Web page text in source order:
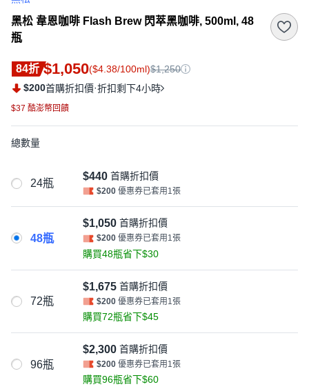
黑松 韋恩咖啡 Flash Brew 閃萃黑咖啡, 500ml, 48
瓶
84折 $1,050($4.38/100ml)$1,250
$200首購折扣價·折扣剩下4小時
$37 酷澎幣回饋
總數量
24瓶
$440 首購折扣價
$200 優惠券已套用1張
48瓶
$1,050 首購折扣價
$200 優惠券已套用1張
購買48瓶省下$30
72瓶
$1,675 首購折扣價
$200 優惠券已套用1張
購買72瓶省下$45
96瓶
$2,300 首購折扣價
$200 優惠券已套用1張
購買96瓶省下$60